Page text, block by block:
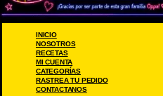
INICIO
NOSOTROS
RECETAS
MI CUENTA
CATEGORÍAS
RASTREA TU PEDIDO
CONTACTANOS